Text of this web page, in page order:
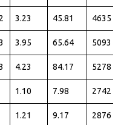
3.23 45.81 4635
3.95 65.64 5093
4.23 84.17 5278
1.10 7.98 2742
1.21 9.17 2876